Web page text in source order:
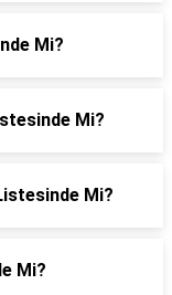
Mi?
Mi?
Mi?
Mi?